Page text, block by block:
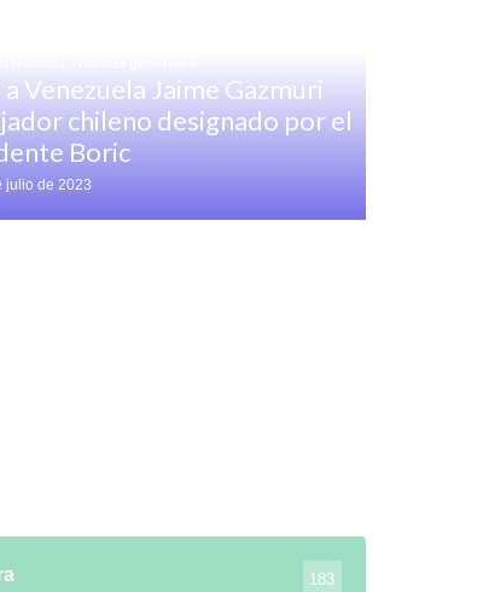
Venezuela Jaime Gazmuri
chileno designado por el
Boric
julio de 2023
183